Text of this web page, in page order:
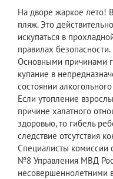
На дворе жаркое лето!
пляж. Это
искупаться в
правилах безопасности.
Основными причинами
купание в
состоянии
Если утопление
причине халатного
здоровью, то гибель
следствие отсутствия
Специалисты
№8 Управления МВД
несовершеннолетними